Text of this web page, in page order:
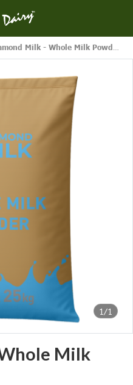
Milk - Whole Milk Powder
1/1
Milk